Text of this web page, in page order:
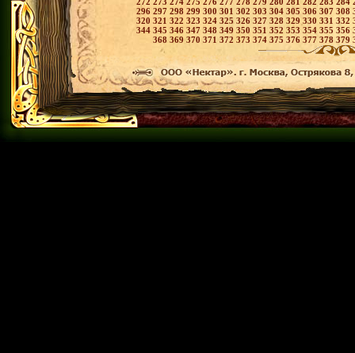
296 297 298 299 300 301 302 303 304 305 306 307 308
320 321 322 323 324 325 326 327 328 329 330 331 332
344 345 346 347 348 349 350 351 352 353 354 355 356
368 369 370 371 372 373 374 375 376 377 378 379